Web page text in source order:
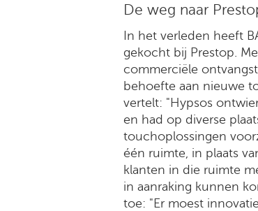
De weg naar
In het verleden heeft
gekocht bij Prestop.
commerciële
behoefte aan nieuwe
vertelt: "Hypsos
en had op diverse
touchoplossingen
één ruimte, in plaats
klanten in die ruimte
in aanraking kunnen
toe: "Er moest